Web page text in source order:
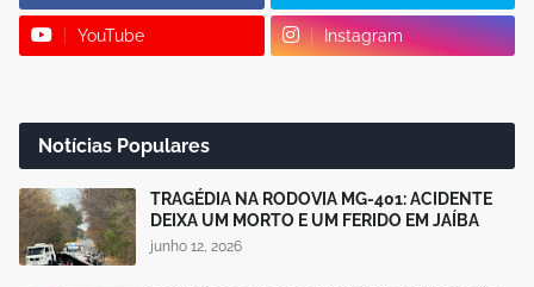
YouTube Instagram
Notícias Populares
TRAGÉDIA NA RODOVIA MG-401: ACIDENTE
DEIXA UM MORTO E UM FERIDO EM JAÍBA
junho 12, 2026